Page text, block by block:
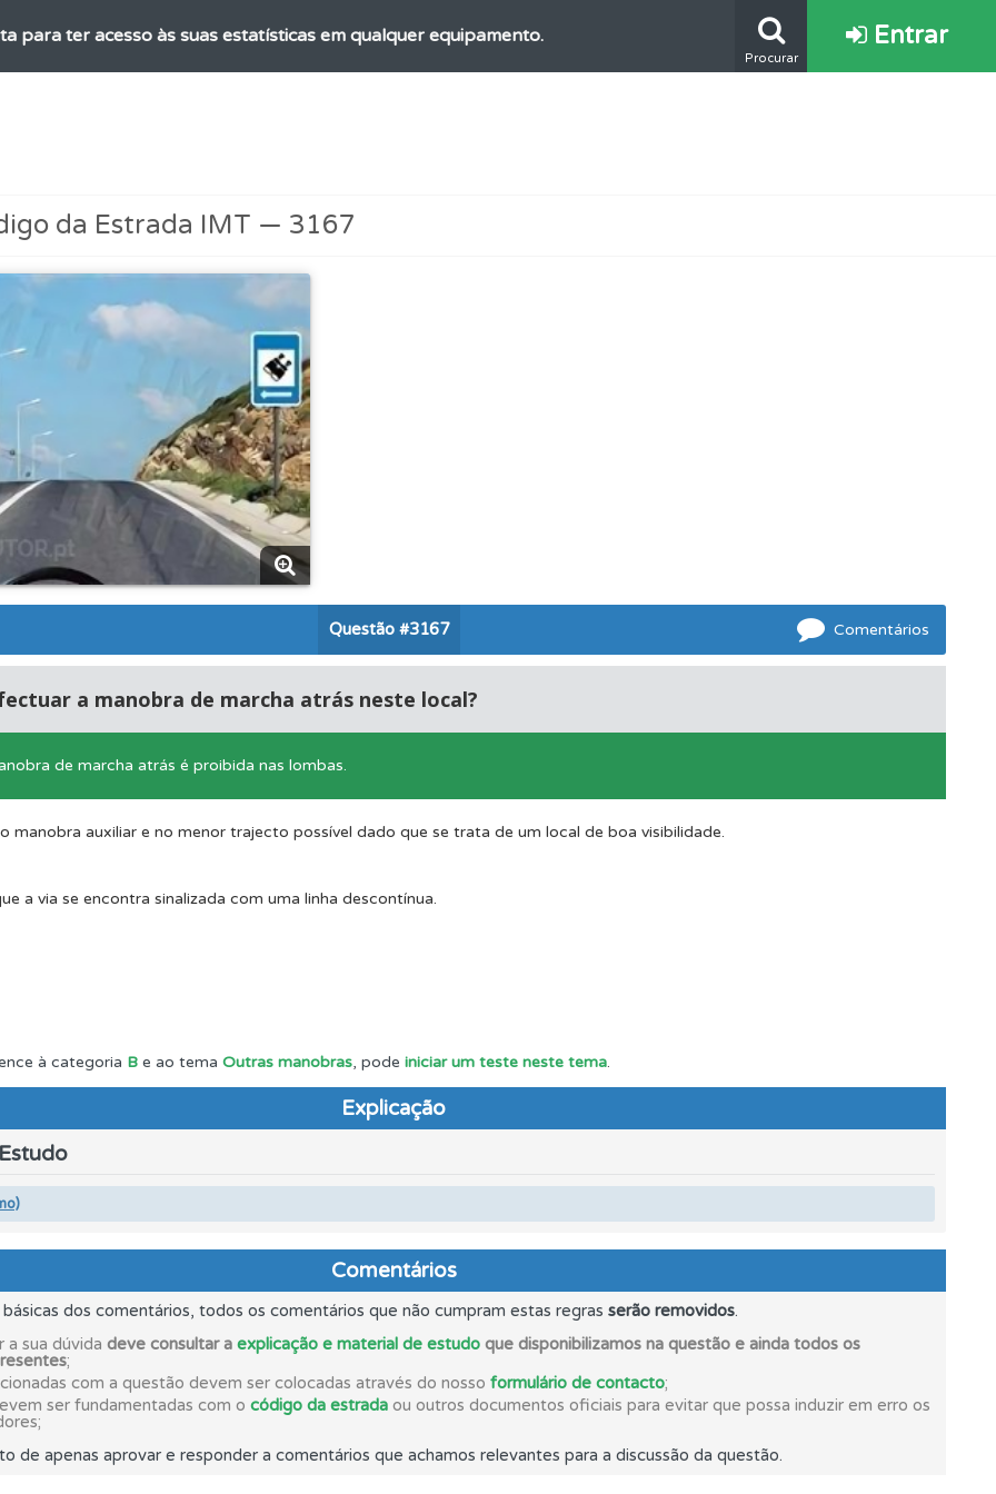
para ter acesso às suas estatísticas em qualquer equipamento.
o código da estrada na nossa biblioteca.
para poder partilhar o seu perfil com os seus amigos.
explicações das questões para esclarecimentos adicionais.
que recomendamos para obter os melhores resultados.
de teclado para responder aos testes mais rapidamente.
onde tem mais dificuldades no seu perfil.
que errou no seu perfil.
dificuldade do teste quando o termina.
perfil se já está preparado para ir a exame.
que usamos estão atualizadas e são as mesmas do exame oficial.
se tiver dúvidas relacionadas com a plataforma.
todas as questões que usamos na plataforma.
estatísticas no seu perfil.
Procurar
Entrar
da Estrada IMT — 3167
Comentários
Questão #3167
a manobra de marcha atrás neste local?
de marcha atrás é proibida nas lombas.
manobra auxiliar e no menor trajecto possível dado que se trata de um local de boa visibilidade.
a via se encontra sinalizada com uma linha descontínua.
à categoria B e ao tema Outras manobras, pode iniciar um teste neste tema.
Explicação
Comentários
básicas dos comentários, todos os comentários que não cumpram estas regras serão removidos.
a sua dúvida deve consultar a explicação e material de estudo que disponibilizamos na questão e ainda todos os
;
com a questão devem ser colocadas através do nosso formulário de contacto;
ser fundamentadas com o código da estrada ou outros documentos oficiais para evitar que possa induzir em erro os
de apenas aprovar e responder a comentários que achamos relevantes para a discussão da questão.